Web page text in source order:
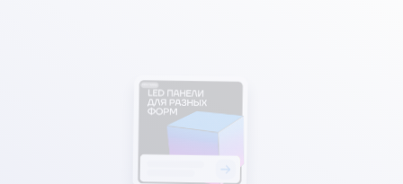
НАСТРОЙКА БАННЕРНОЙ
РЕКЛАМЫ ЯНДЕКС
КРАСНОДАРЕ